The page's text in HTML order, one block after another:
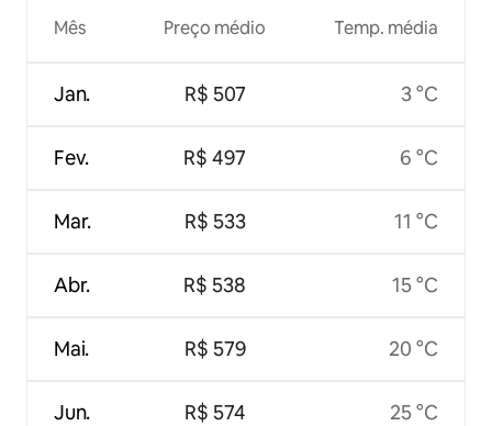
Mês
Jan.
Fev.
Mar.
Abr.
Mai.
Jun.
Preço médio
R$ 507
R$ 497
R$ 533
R$ 538
R$ 579
R$ 574
Temp. média
3 °C
6 °C
11 °C
15 °C
20 °C
25 °C